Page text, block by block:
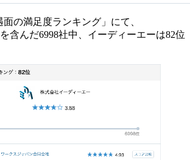
面の満足度ランキング」にて、
含んだ6998社中、イーディーエーは82位